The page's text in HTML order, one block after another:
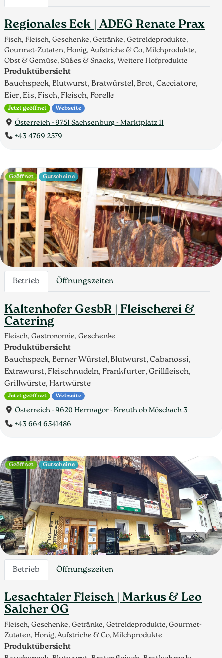
Regionales Eck | ADEG Renate Prax
Fisch, Fleisch, Geschenke, Getränke, Getreideprodukte,
Gourmet-Zutaten, Honig, Aufstriche & Co, Milchprodukte,
Obst & Gemüse, Süßes & Snacks, Weitere Hofprodukte
Produktübersicht
Bauchspeck, Blutwurst, Bratwürstel, Brot, Cacciatore,
Eier, Eis, Fisch, Fleisch, Forelle
Jetzt geöffnet Webseite
Österreich - 9751 Sachsenburg - Marktplatz 11
+43 4769 2579
Betrieb Öffnungszeiten
Kaltenhofer GesbR | Fleischerei &
Catering
Fleisch, Gastronomie, Geschenke
Produktübersicht
Bauchspeck, Berner Würstel, Blutwurst, Cabanossi,
Extrawurst, Fleischnudeln, Frankfurter, Grillfleisch,
Grillwürste, Hartwürste
Jetzt geöffnet Webseite
Österreich - 9620 Hermagor - Kreuth ob Möschach 3
+43 664 6541486
Geöffnet Gutscheine
Betrieb Öffnungszeiten
Lesachtaler Fleisch | Markus & Leo
Salcher OG
Fleisch, Geschenke, Getränke, Getreideprodukte, Gourmet-
Zutaten, Honig, Aufstriche & Co, Milchprodukte
Produktübersicht
Geöffnet Gutscheine